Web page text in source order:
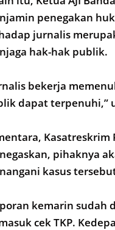
penegakan
jurnalis
hak-hak publik.
bekerja
dapat terpenuhi,”
Kasatreskrim
pihaknya
kasus
kemarin sudah
cek TKP.